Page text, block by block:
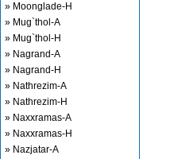
» Moonglade-H
» Mug`thol-A
» Mug`thol-H
» Nagrand-A
» Nagrand-H
» Nathrezim-A
» Nathrezim-H
» Naxxramas-A
» Naxxramas-H
» Nazjatar-A